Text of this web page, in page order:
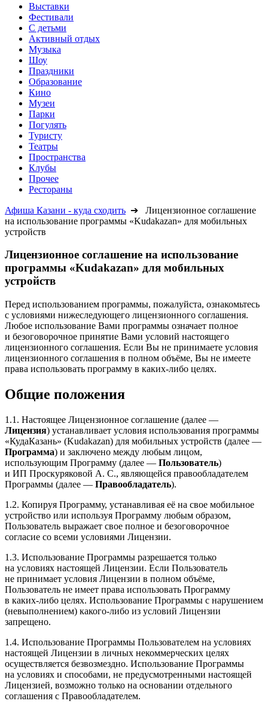
Выставки
Фестивали
С детьми
Активный отдых
Музыка
Шоу
Праздники
Образование
Кино
Музеи
Парки
Погулять
Туристу
Театры
Пространства
Клубы
Прочее
Рестораны
Афиша Казани - куда сходить ➔ Лицензионное соглашение
на использование программы «Kudakazan» для мобильных
устройств
Лицензионное соглашение на использование
программы «Kudakazan» для мобильных
устройств
Перед использованием программы, пожалуйста, ознакомьтесь
с условиями нижеследующего лицензионного соглашения.
Любое использование Вами программы означает полное
и безоговорочное принятие Вами условий настоящего
лицензионного соглашения. Если Вы не принимаете условия
лицензионного соглашения в полном объёме, Вы не имеете
права использовать программу в каких-либо целях.
Общие положения
1.1. Настоящее Лицензионное соглашение (далее —
Лицензия) устанавливает условия использования программы
«КудаКазань» (Kudakazan) для мобильных устройств (далее —
Программа) и заключено между любым лицом,
использующим Программу (далее — Пользователь)
и ИП Проскуряковой А. С., являющейся правообладателем
Программы (далее — Правообладатель).
1.2. Копируя Программу, устанавливая её на свое мобильное
устройство или используя Программу любым образом,
Пользователь выражает свое полное и безоговорочное
согласие со всеми условиями Лицензии.
1.3. Использование Программы разрешается только
на условиях настоящей Лицензии. Если Пользователь
не принимает условия Лицензии в полном объёме,
Пользователь не имеет права использовать Программу
в каких-либо целях. Использование Программы с нарушением
(невыполнением) какого-либо из условий Лицензии
запрещено.
1.4. Использование Программы Пользователем на условиях
настоящей Лицензии в личных некоммерческих целях
осуществляется безвозмездно. Использование Программы
на условиях и способами, не предусмотренными настоящей
Лицензией, возможно только на основании отдельного
соглашения с Правообладателем.